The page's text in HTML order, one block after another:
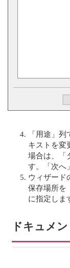
「用途」
キストを変
場合は、「
す。「次へ
ウィザード
保存場所を
に指定しま
ドキュメ